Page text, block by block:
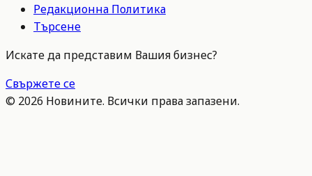
Редакционна Политика
Търсене
Искате да представим Вашия бизнес?
Свържете се
© 2026 Новините. Всички права запазени.